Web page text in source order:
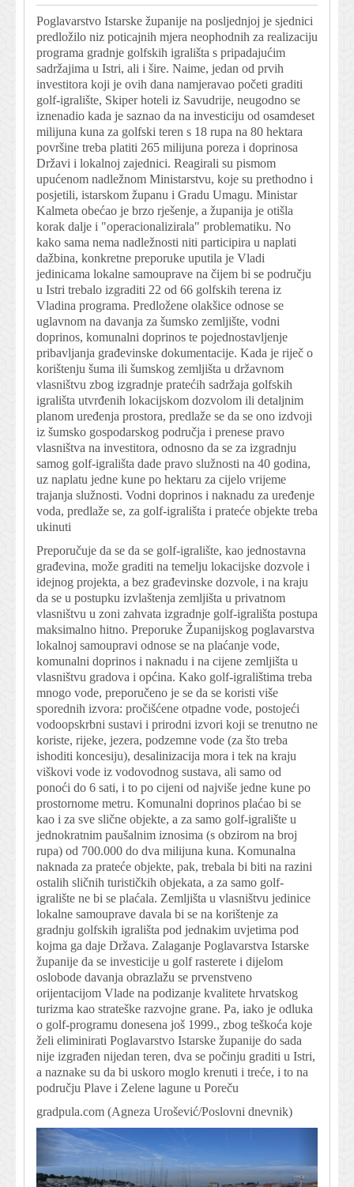
Poglavarstvo Istarske županije na posljednjoj je sjednici
predložilo niz poticajnih mjera neophodnih za realizaciju
programa gradnje golfskih igrališta s pripadajućim
sadržajima u Istri, ali i šire. Naime, jedan od prvih
investitora koji je ovih dana namjeravao početi graditi
golf-igralište, Skiper hoteli iz Savudrije, neugodno se
iznenadio kada je saznao da na investiciju od osamdeset
milijuna kuna za golfski teren s 18 rupa na 80 hektara
površine treba platiti 265 milijuna poreza i doprinosa
Državi i lokalnoj zajednici. Reagirali su pismom
upućenom nadležnom Ministarstvu, koje su prethodno i
posjetili, istarskom županu i Gradu Umagu. Ministar
Kalmeta obećao je brzo rješenje, a županija je otišla
korak dalje i "operacionalizirala" problematiku. No
kako sama nema nadležnosti niti participira u naplati
dažbina, konkretne preporuke uputila je Vladi
jedinicama lokalne samouprave na čijem bi se području
u Istri trebalo izgraditi 22 od 66 golfskih terena iz
Vladina programa. Predložene olakšice odnose se
uglavnom na davanja za šumsko zemljište, vodni
doprinos, komunalni doprinos te pojednostavljenje
pribavljanja građevinske dokumentacije. Kada je riječ o
korištenju šuma ili šumskog zemljišta u državnom
vlasništvu zbog izgradnje pratećih sadržaja golfskih
igrališta utvrđenih lokacijskom dozvolom ili detaljnim
planom uređenja prostora, predlaže se da se ono izdvoji
iz šumsko gospodarskog područja i prenese pravo
vlasništva na investitora, odnosno da se za izgradnju
samog golf-igrališta dade pravo služnosti na 40 godina,
uz naplatu jedne kune po hektaru za cijelo vrijeme
trajanja služnosti. Vodni doprinos i naknadu za uređenje
voda, predlaže se, za golf-igrališta i prateće objekte treba
ukinuti
Preporučuje da se da se golf-igralište, kao jednostavna
građevina, može graditi na temelju lokacijske dozvole i
idejnog projekta, a bez građevinske dozvole, i na kraju
da se u postupku izvlaštenja zemljišta u privatnom
vlasništvu u zoni zahvata izgradnje golf-igrališta postupa
maksimalno hitno. Preporuke Županijskog poglavarstva
lokalnoj samoupravi odnose se na plaćanje vode,
komunalni doprinos i naknadu i na cijene zemljišta u
vlasništvu gradova i općina. Kako golf-igralištima treba
mnogo vode, preporučeno je se da se koristi više
sporednih izvora: pročišćene otpadne vode, postojeći
vodoopskrbni sustavi i prirodni izvori koji se trenutno ne
koriste, rijeke, jezera, podzemne vode (za što treba
ishoditi koncesiju), desalinizacija mora i tek na kraju
viškovi vode iz vodovodnog sustava, ali samo od
ponoći do 6 sati, i to po cijeni od najviše jedne kune po
prostornome metru. Komunalni doprinos plaćao bi se
kao i za sve slične objekte, a za samo golf-igralište u
jednokratnim paušalnim iznosima (s obzirom na broj
rupa) od 700.000 do dva milijuna kuna. Komunalna
naknada za prateće objekte, pak, trebala bi biti na razini
ostalih sličnih turističkih objekata, a za samo golf-
igralište ne bi se plaćala. Zemljišta u vlasništvu jedinice
lokalne samouprave davala bi se na korištenje za
gradnju golfskih igrališta pod jednakim uvjetima pod
kojma ga daje Država. Zalaganje Poglavarstva Istarske
županije da se investicije u golf rasterete i dijelom
oslobode davanja obrazlažu se prvenstveno
orijentacijom Vlade na podizanje kvalitete hrvatskog
turizma kao strateške razvojne grane. Pa, iako je odluka
o golf-programu donesena još 1999., zbog teškoća koje
želi eliminirati Poglavarstvo Istarske županije do sada
nije izgrađen nijedan teren, dva se počinju graditi u Istri,
a naznake su da bi uskoro moglo krenuti i treće, i to na
području Plave i Zelene lagune u Poreču
gradpula.com (Agneza Urošević/Poslovni dnevnik)